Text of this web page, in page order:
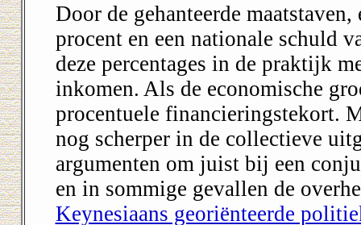
Door de gehanteerde
procent en een nationale schuld
deze percentages in de praktijk
inkomen. Als de economische
procentuele financieringstekort.
nog scherper in de collectieve
argumenten om juist bij een
en in sommige gevallen de
Keynesiaans georiënteerde